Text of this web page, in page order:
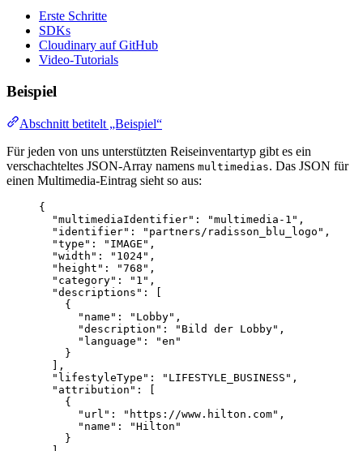
Erste Schritte
SDKs
Cloudinary auf GitHub
Video-Tutorials
Beispiel
Abschnitt betitelt „Beispiel“
Für jeden von uns unterstützten Reiseinventartyp gibt es ein
verschachteltes JSON-Array namens multimedias. Das JSON für
einen Multimedia-Eintrag sieht so aus:
{
"multimediaIdentifier" : "multimedia-1 " ,
"identifier" : " partners/radisson_blu_logo " ,
"type" : " IMAGE " ,
"width" : " 1024" ,
"height" : "768 " ,
"category" : " 1 " ,
"descriptions" : [
{
"name" : " Lobby" ,
"description" : " Bild der Lobby" ,
"language" : "en "
}
],
"lifestyleType" : " LIFESTYLE_BUSINESS " ,
"attribution" : [
{
"url" : " https://www.hilton.com" ,
"name" : "Hilton "
}